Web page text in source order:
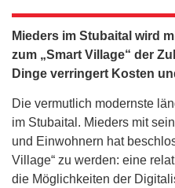
Mieders im Stubaital wird
zum „Smart Village“ der
Dinge verringert Kosten
Die vermutlich modernste
im Stubaital. Mieders mit
und Einwohnern hat
Village“ zu werden: eine
die Möglichkeiten der